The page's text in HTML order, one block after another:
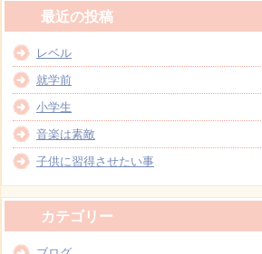
最近の投稿
レベル
就学前
小学生
音楽は素敵
子供に習得させたい事
カテゴリー